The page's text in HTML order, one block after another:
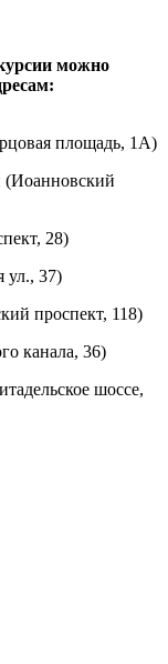
можно
площадь, 1A)
(Иоанновский
28)
ул., 37)
проспект, 118)
канала, 36)
шоссе,